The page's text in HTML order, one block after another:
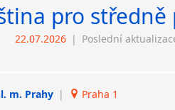
pro
22.07.2026 | Poslední
m. Prahy | Praha 1